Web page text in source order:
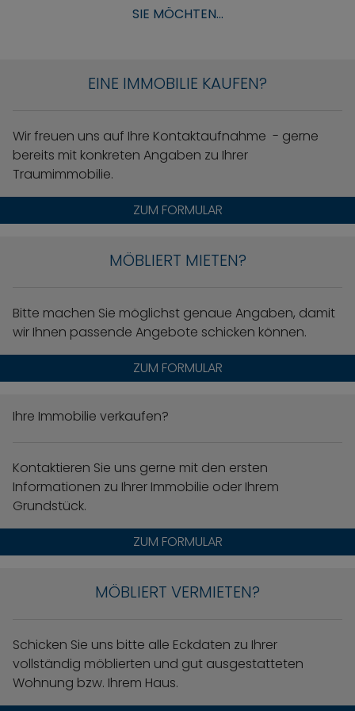
SIE MÖCHTEN...
EINE IMMOBILIE KAUFEN?
Wir freuen uns auf Ihre Kontaktaufnahme - gerne
bereits mit konkreten Angaben zu Ihrer
Traumimmobilie.
ZUM FORMULAR
MÖBLIERT MIETEN?
Bitte machen Sie möglichst genaue Angaben, damit
wir Ihnen passende Angebote schicken können.
ZUM FORMULAR
Ihre Immobilie verkaufen?
Kontaktieren Sie uns gerne mit den ersten
Informationen zu Ihrer Immobilie oder Ihrem
Grundstück.
ZUM FORMULAR
MÖBLIERT VERMIETEN?
Schicken Sie uns bitte alle Eckdaten zu Ihrer
vollständig möblierten und gut ausgestatteten
Wohnung bzw. Ihrem Haus.